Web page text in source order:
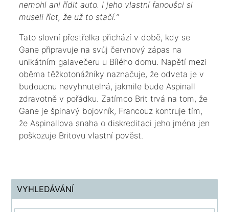
nemohl ani řídit auto. I jeho vlastní fanoušci si
museli říct, že už to stačí.“
​Tato slovní přestřelka přichází v době, kdy se
Gane připravuje na svůj červnový zápas na
unikátním galavečeru u Bílého domu. Napětí mezi
oběma těžkotonážníky naznačuje, že odveta je v
budoucnu nevyhnutelná, jakmile bude Aspinall
zdravotně v pořádku. Zatímco Brit trvá na tom, že
Gane je špinavý bojovník, Francouz kontruje tím,
že Aspinallova snaha o diskreditaci jeho jména jen
poškozuje Britovu vlastní pověst.
VYHLEDÁVÁNÍ